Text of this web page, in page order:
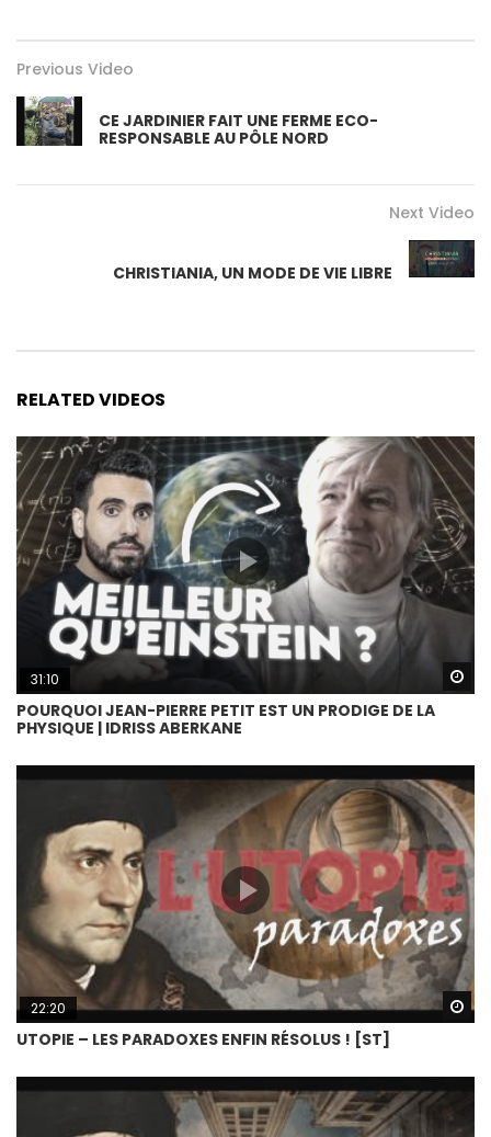
Previous Video
CE JARDINIER FAIT UNE FERME ECO-
RESPONSABLE AU PÔLE NORD
Next Video
CHRISTIANIA, UN MODE DE VIE LIBRE
RELATED VIDEOS
31:10
POURQUOI JEAN-PIERRE PETIT EST UN PRODIGE DE LA
PHYSIQUE | IDRISS ABERKANE
22:20
UTOPIE – LES PARADOXES ENFIN RÉSOLUS ! [ST]